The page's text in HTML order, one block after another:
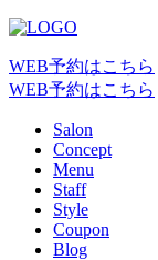
WEB予約はこちら
WEB予約はこちら
Salon
Concept
Menu
Staff
Style
Coupon
Blog